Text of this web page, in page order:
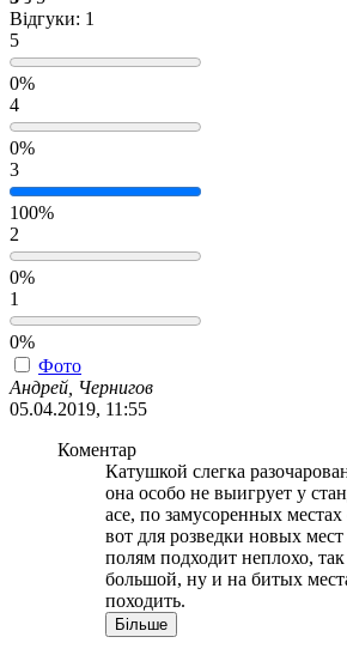
Відгуки: 1
5
0%
4
0%
3
100%
2
0%
1
0%
Фото
Андрей, Чернигов
05.04.2019, 11:55
Коментар
Катушкой слегка
она особо не выигрует у
асе, по замусоренных
вот для розведки новых
полям подходит неплохо, так
большой, ну и на битых
походить.
Більше